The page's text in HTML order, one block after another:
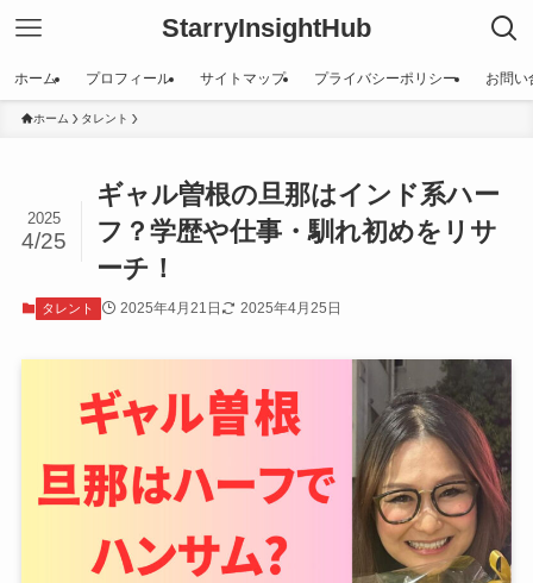
StarryInsightHub
ホーム プロフィール サイトマップ プライバシーポリシー お問い
ホーム タレント
ギャル曽根の旦那はインド系ハー
フ？学歴や仕事・馴れ初めをリサ
ーチ！
2025
4/25
タレント 2025年4月21日 2025年4月25日